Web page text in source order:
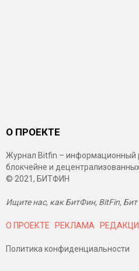
О ПРОЕКТЕ
Журнал Bitfin – информационный
блокчейне и децентрализованных
© 2021, БИТФИН
Ищите нас, как БитФин, BitFin,
О ПРОЕКТЕ РЕКЛАМА
Политика конфиденциальности